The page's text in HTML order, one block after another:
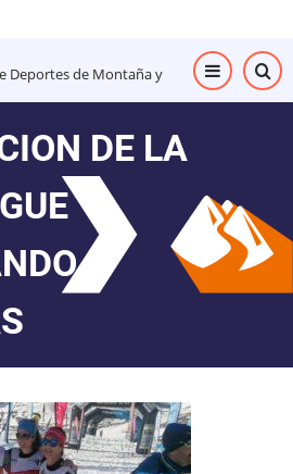
Deportes de Montaña y
DE LA